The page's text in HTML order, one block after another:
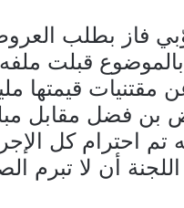
فاز بطلب
قبلت
مقتنيات قيمتها
بن فضل مقابل
تم احترام كل
أن لا تبرم